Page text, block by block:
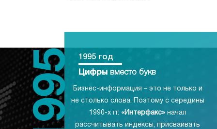
1995 год
Цифры вместо букв
Бизнес-информация – это не только и
не столько слова. Поэтому с середины
1990-х гг. «Интерфакс»начал
рассчитывать индексы, присваивать